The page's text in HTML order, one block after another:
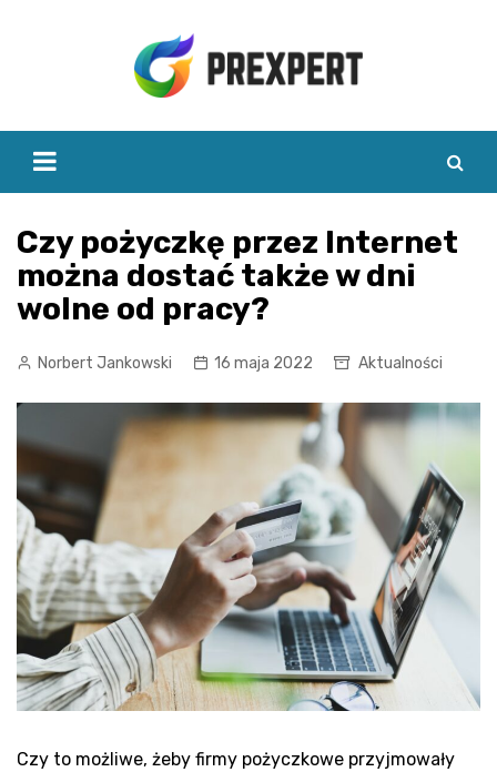
Czy pożyczkę przez Internet
można dostać także w dni
wolne od pracy?
Norbert Jankowski 16 maja 2022 Aktualności
Czy to możliwe, żeby firmy pożyczkowe przyjmowały